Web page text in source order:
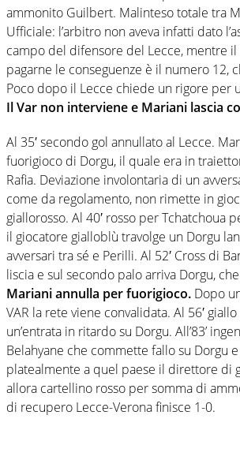
ammonito Guilbert. Malinteso totale tra
Ufficiale: l’arbitro non aveva infatti dato
campo del difensore del Lecce, mentre il
pagarne le conseguenze è il numero 12,
Poco dopo il Lecce chiede un rigore per
Il Var non interviene e Mariani lascia
Al 35′ secondo gol annullato al Lecce.
fuorigioco di Dorgu, il quale era in
Rafia. Deviazione involontaria di un
come da regolamento, non rimette in
giallorosso. Al 40′ rosso per Tchatchoua
il giocatore gialloblù travolge un Dorgu
avversari tra sé e Perilli. Al 52′ Cross di
liscia e sul secondo palo arriva Dorgu,
Mariani annulla per fuorigioco. Dopo
VAR la rete viene convalidata. Al 56′
un’entrata in ritardo su Dorgu. All’83’
Belahyane che commette fallo su Dorgu
platealmente a quel paese il direttore di
allora cartellino rosso per somma di
di recupero Lecce-Verona finisce 1-0.